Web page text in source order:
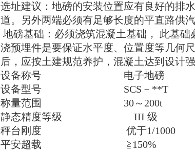
选址建议：地磅的安装位置应有良好的排
道。另外两端必须有足够长度的平直路供
地磅基础：必须浇筑混凝土基础， 此基
浇预埋件是要保证水平度、位置度等几何
后，应按土建规范养护，混凝土达到设计
设备称号 电子地磅
设备型号 SCS－**T
称量范围
30～200t
静态精度等级 III 级
秤台刚度 优于1/1000
平安超载 ≧150%